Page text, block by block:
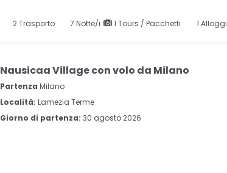
2Trasporto 7 Notte/i 1 Tours / Pacchetti 1 Alloggi
Nausicaa Village con volo da Milano
Partenza Milano
Località: Lamezia Terme
Giorno di partenza: 30 agosto 2026